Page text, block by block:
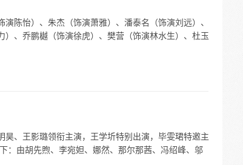
陈怡）、朱杰（饰演萧雅）、潘泰名（饰演刘远）、
、乔鹏樾（饰演徐虎）、樊营（饰演林水生）、杜玉
、王影璐领衔主演，王学圻特别出演，毕雯珺特邀主
：由胡先煦、李宛妲、娜然、那尔那茜、冯绍峰、邬